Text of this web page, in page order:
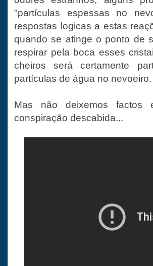
"partículas espessas no
respostas logicas a estas
quando se atinge o ponto de
respirar pela boca esses
cheiros será certamente
partículas de água no nevoeiro.
Mas não deixemos factos
conspiração descabida...